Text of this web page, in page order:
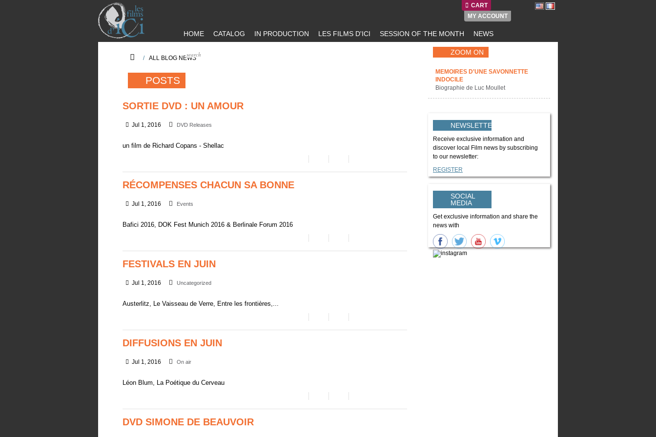
CART
MY ACCOUNT
HOME CATALOG IN PRODUCTION LES FILMS D'ICI SESSION OF THE MONTH NEWS
/ ALL BLOG NEWS
POSTS
SORTIE DVD : UN AMOUR
Jul 1, 2016 DVD Releases
un film de Richard Copans - Shellac
RÉCOMPENSES CHACUN SA BONNE
Jul 1, 2016 Events
Bafici 2016, DOK Fest Munich 2016 & Berlinale Forum 2016
FESTIVALS EN JUIN
Jul 1, 2016 Uncategorized
Austerlitz, Le Vaisseau de Verre, Entre les frontières,...
DIFFUSIONS EN JUIN
Jul 1, 2016 On air
Léon Blum, La Poétique du Cerveau
DVD SIMONE DE BEAUVOIR
ZOOM ON
MEMOIRES D'UNE SAVONNETTE
INDOCILE
Biographie de Luc Moullet
NEWSLETTER
Receive exclusive information and
discover local Film news by subscribing
to our newsletter:
REGISTER
SOCIAL
MEDIA
Get exclusive information and share the
news with